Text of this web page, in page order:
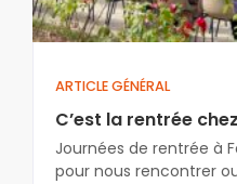
ARTICLE GÉNÉRAL
C’est la rentrée
Journées de rentrée à
pour nous rencontrer